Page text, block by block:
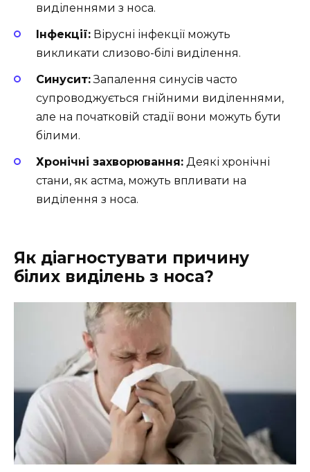
виділеннями з носа.
Інфекції: Вірусні інфекції можуть
викликати слизово-білі виділення.
Синусит:Запалення синусів часто
супроводжується гнійними виділеннями,
але на початковій стадії вони можуть бути
білими.
Хронічні захворювання: Деякі хронічні
стани, як астма, можуть впливати на
виділення з носа.
Як діагностувати причину
білих виділень з носа?